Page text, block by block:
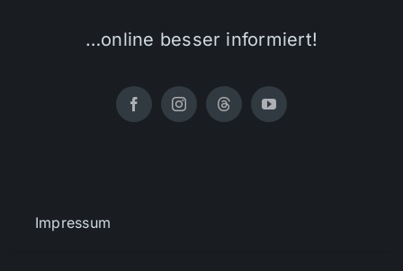
…online besser informiert!
Impressum